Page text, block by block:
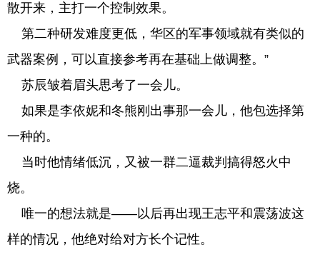
散开来，主打一个控制效果。
第二种研发难度更低，华区的军事领域就有类似的
武器案例，可以直接参考再在基础上做调整。”
苏辰皱着眉头思考了一会儿。
如果是李依妮和冬熊刚出事那一会儿，他包选择第
一种的。
当时他情绪低沉，又被一群二逼裁判搞得怒火中
烧。
唯一的想法就是——以后再出现王志平和震荡波这
样的情况，他绝对给对方长个记性。